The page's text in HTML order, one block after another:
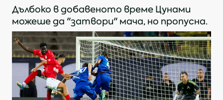
Дълбоко в добавеното време Цунами
можеше да "затвори" мача, но пропусна.